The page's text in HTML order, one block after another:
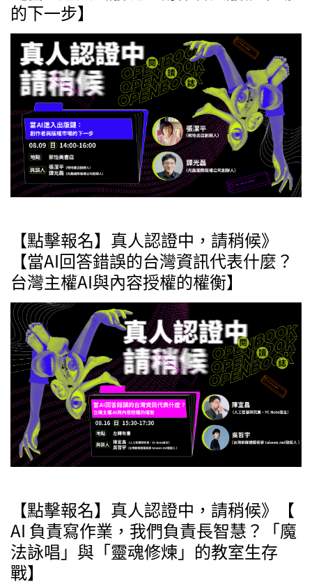
的下一步】
【點擊報名】真人認證中，請稍候》
【當AI回答錯誤的台灣資訊代表什麼？
台灣主權AI與內容授權的權衡】
【點擊報名】真人認證中，請稍候》【
AI 負責寫作業，我們負責長智慧？「魔
法詠唱」與「靈魂修煉」的教室生存
戰】